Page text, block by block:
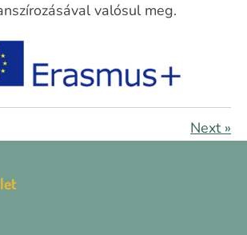
valósul meg.
Next»